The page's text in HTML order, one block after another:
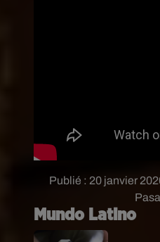
Publié : 20 janvier
Mundo Latino